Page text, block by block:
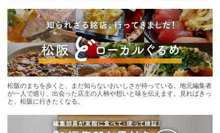
松阪のまちを歩くと、まだ知らないおいしさが待っている。地元編集者
が一人で巡り、出会った店主の人柄や想いと味を伝えます。見ればきっ
と、松阪に行きたくなる。